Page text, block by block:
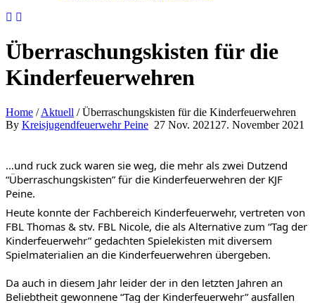
Überraschungskisten für die
Kinderfeuerwehren
Home /Aktuell /Überraschungskisten für die Kinderfeuerwehren
By Kreisjugendfeuerwehr Peine 27 Nov. 2021 27. November 2021
…und ruck zuck waren sie weg, die mehr als zwei Dutzend
“Überraschungskisten” für die Kinderfeuerwehren der KJF
Peine.
Heute konnte der Fachbereich Kinderfeuerwehr, vertreten von
FBL Thomas & stv. FBL Nicole, die als Alternative zum “Tag der
Kinderfeuerwehr” gedachten Spielekisten mit diversem
Spielmaterialien an die Kinderfeuerwehren übergeben.
Da auch in diesem Jahr leider der in den letzten Jahren an
Beliebtheit gewonnene “Tag der Kinderfeuerwehr” ausfallen